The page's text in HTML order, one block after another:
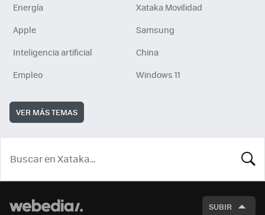
Energía
Xataka Movilidad
Apple
Samsung
Inteligencia artificial
China
Empleo
Windows 11
VER MÁS TEMAS
SUBIR